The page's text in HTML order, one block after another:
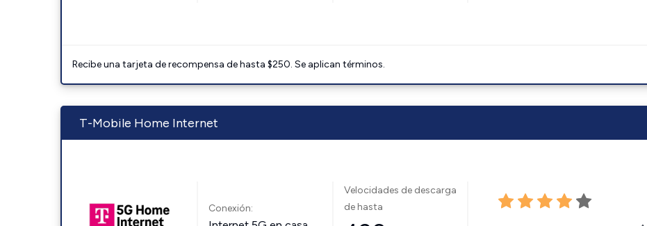
Recibe una tarjeta de recompensa de hasta $250. Se aplican términos.
T-Mobile Home Internet
Conexión:
Velocidades de descarga
de hasta